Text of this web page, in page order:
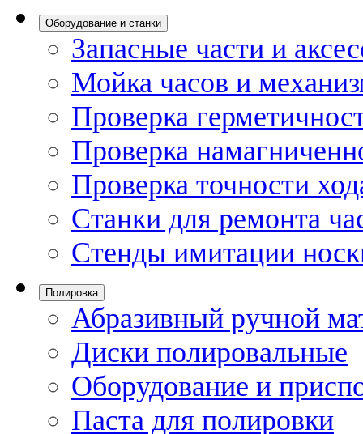
Оборудование и станки
Запасные части и
Мойка часов и
Проверка
Проверка
Проверка точности
Станки для ремонта
Стенды имитации
Полировка
Абразивный ручной
Диски полировальные
Оборудование и
Паста для полировки